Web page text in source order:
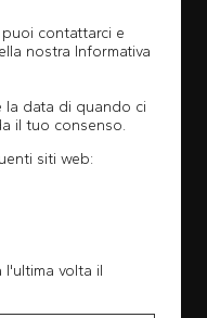
contattarci e
nostra Informativa
la data di quando ci
il tuo consenso.
siti web:
volta il